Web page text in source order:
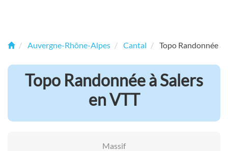
Auvergne-Rhône-Alpes Cantal Topo Randonnée à
Topo Randonnée à Salers
en VTT
Massif